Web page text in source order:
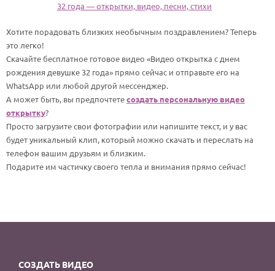
Папе
Детям
Все родственники
ПЕРСОНАЛЬНЫЕ
Пожелания
По именам
32 года — открытки, видео, песни, стихи
Хотите порадовать близких необычным поздравлением? Теперь
это легко!
Скачайте бесплатное готовое видео «Видео открытка с днем
рождения девушке 32 года» прямо сейчас и отправьте его на
WhatsApp или любой другой мессенджер.
А может быть, вы предпочтетесоздать персональную видео
открытку?
Просто загрузите свои фотографии или напишите текст, и у вас
будет уникальный клип, который можно скачать и переслать на
телефон вашим друзьям и близким.
Подарите им частичку своего тепла и внимания прямо сейчас!
СОЗДАТЬ ВИДЕО